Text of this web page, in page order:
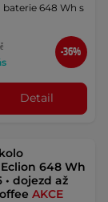
648 Wh s
-36%
Detail
Eclion 648 Wh
• dojezd až
AKCE